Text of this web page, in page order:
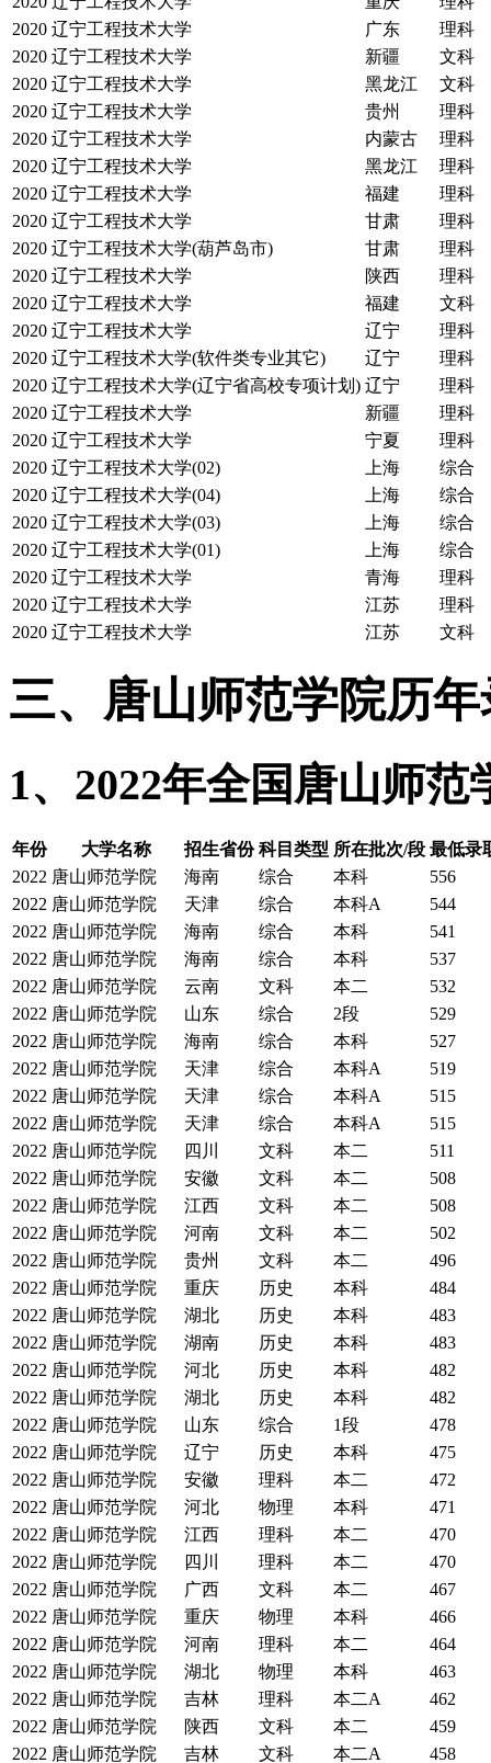
2020 辽宁工程技术大学 广东
理科
2020 辽宁工程技术大学 新疆
文科
2020 辽宁工程技术大学 黑龙江
文科
2020 辽宁工程技术大学 贵州
理科
2020 辽宁工程技术大学 内蒙古
理科
2020 辽宁工程技术大学 黑龙江
理科
2020 辽宁工程技术大学 福建
理科
2020 辽宁工程技术大学 甘肃
理科
2020 辽宁工程技术大学(葫芦岛市) 甘肃
理科
2020 辽宁工程技术大学 陕西
理科
2020 辽宁工程技术大学 福建
文科
2020 辽宁工程技术大学 辽宁
理科
2020 辽宁工程技术大学(软件类专业其它) 辽宁
理科
2020 辽宁工程技术大学(辽宁省高校专项计划) 辽宁
理科
2020 辽宁工程技术大学 新疆
理科
2020 辽宁工程技术大学 宁夏
理科
2020 辽宁工程技术大学(02) 上海
综合
2020 辽宁工程技术大学(04) 上海
综合
2020 辽宁工程技术大学(03) 上海
综合
2020 辽宁工程技术大学(01) 上海
综合
2020 辽宁工程技术大学 青海
理科
2020 辽宁工程技术大学 江苏
理科
2020 辽宁工程技术大学 江苏 文科
三、唐山师范学院历
1、2022年全国唐山师
年份 大学名称 招生省份 科目类型 所在批次/段 最低录
2022 唐山师范学院 海南 综合 本科
556
2022 唐山师范学院 天津 综合 本科A
544
2022 唐山师范学院 海南 综合 本科
541
2022 唐山师范学院 海南 综合 本科
537
2022 唐山师范学院 云南 文科 本二
532
2022 唐山师范学院 山东 综合 2段
529
2022 唐山师范学院 海南 综合 本科
527
2022 唐山师范学院 天津 综合 本科A
519
2022 唐山师范学院 天津 综合 本科A
515
2022 唐山师范学院 天津 综合 本科A
515
2022 唐山师范学院 四川 文科 本二
511
2022 唐山师范学院 安徽 文科 本二
508
2022 唐山师范学院 江西 文科 本二
508
2022 唐山师范学院 河南 文科 本二
502
2022 唐山师范学院 贵州 文科 本二
496
2022 唐山师范学院 重庆 历史 本科
484
2022 唐山师范学院 湖北 历史 本科
483
2022 唐山师范学院 湖南 历史 本科
483
2022 唐山师范学院 河北 历史 本科
482
2022 唐山师范学院 湖北 历史 本科
482
2022 唐山师范学院 山东 综合 1段
478
2022 唐山师范学院 辽宁 历史 本科
475
2022 唐山师范学院 安徽 理科 本二
472
2022 唐山师范学院 河北 物理 本科
471
2022 唐山师范学院 江西 理科 本二
470
2022 唐山师范学院 四川 理科 本二
470
2022 唐山师范学院 广西 文科 本二
467
2022 唐山师范学院 重庆 物理 本科
466
2022 唐山师范学院 河南 理科 本二
464
2022 唐山师范学院 湖北 物理 本科
463
2022 唐山师范学院 吉林 理科 本二A
462
2022 唐山师范学院 陕西 文科 本二
459
2022 唐山师范学院 吉林 文科 本二A
458